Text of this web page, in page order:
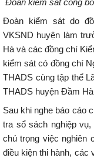
Đoàn kiểm sát công
Đoàn kiểm sát do
VKSND huyện làm
Hà và các đồng chí
kiểm sát có đồng chí
THADS cùng tập thể
THADS huyện Đầm
Sau khi nghe báo cáo
tra sổ sách nghiệp
chú trọng việc nghiên
điều kiện thi hành, các